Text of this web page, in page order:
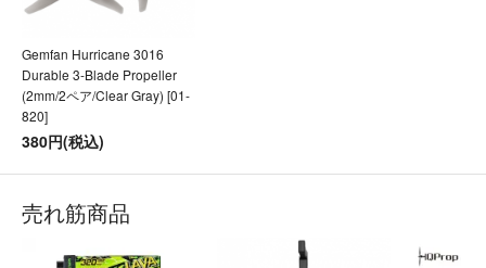
Gemfan Hurricane 3016
Durable 3-Blade Propeller
(2mm/2ペア/Clear Gray) [01-
820]
380円(税込)
売れ筋商品